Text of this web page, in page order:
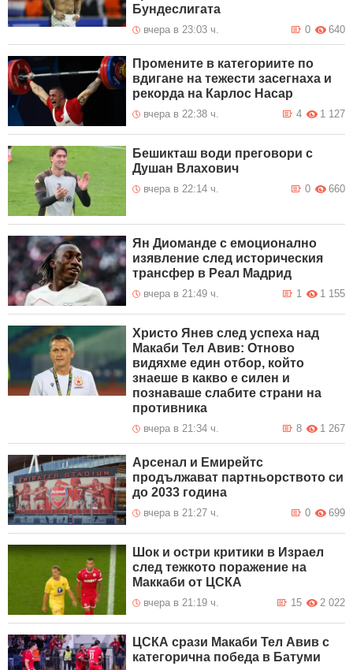
Бундеслигата
вчера в 23:03 ч. 640
0
Промените в категориите по
вдигане на тежести засегнаха и
рекорда на Карлос Насар
вчера в 22:38 ч. 1 127
4
Бешикташ води преговори с
Душан Влахович
вчера в 22:14 ч. 660
0
Ян Диоманде с емоционално
изявление след историческия
трансфер в Реал Мадрид
вчера в 21:49 ч. 1 155
1
Христо Янев след успеха над
Макаби Тел Авив: Отново
видяхме един отбор, който
знаеше в какво е силен и
познаваше слабите страни на
противника
вчера в 21:34 ч. 1 267
8
Арсенал и Емирейтс
продължават партньорството си
до 2033 година
вчера в 21:27 ч. 699
0
Шок и остри критики в Израел
след тежкото поражение на
Маккаби от ЦСКА
вчера в 21:19 ч. 2 022
15
ЦСКА срази Макаби Тел Авив с
категорична победа в Батуми